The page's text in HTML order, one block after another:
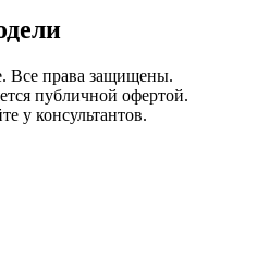
Все права защищены.
публичной офертой.
у консультантов.